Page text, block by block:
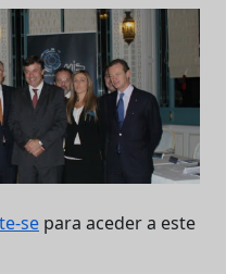
se para aceder a este